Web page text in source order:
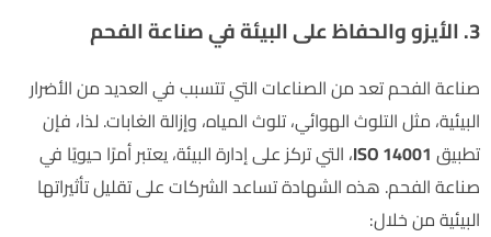
3. الأيزو والحفاظ على البيئة في صناعة الفحم
صناعة الفحم تعد من الصناعات التي تتسبب في العديد من الأضرار
البيئية، مثل التلوث الهوائي، تلوث المياه، وإزالة الغابات. لذا، فإن
تطبيق ISO 14001، التي تركز على إدارة البيئة، يعتبر أمرًا حيويًا في
صناعة الفحم. هذه الشهادة تساعد الشركات على تقليل تأثيراتها
البيئية من خلال: